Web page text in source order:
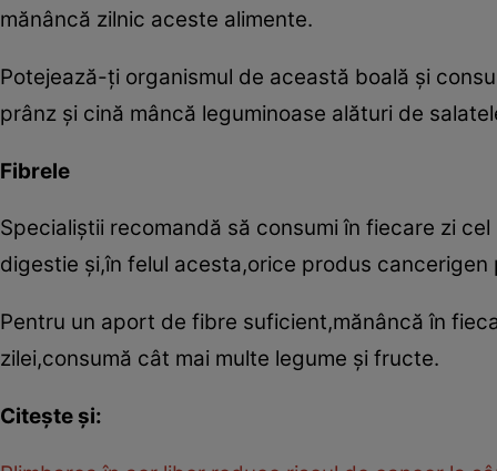
mănâncă zilnic aceste alimente.
Potejează-ţi organismul de această boală şi
prânz şi cină mâncă leguminoase alături de
Fibrele
Specialiştii recomandă să consumi în fiecare zi
digestie şi,în felul acesta,orice produs
Pentru un aport de fibre suficient,mănâncă în
zilei,consumă cât mai multe legume şi fructe.
Citeşte şi: